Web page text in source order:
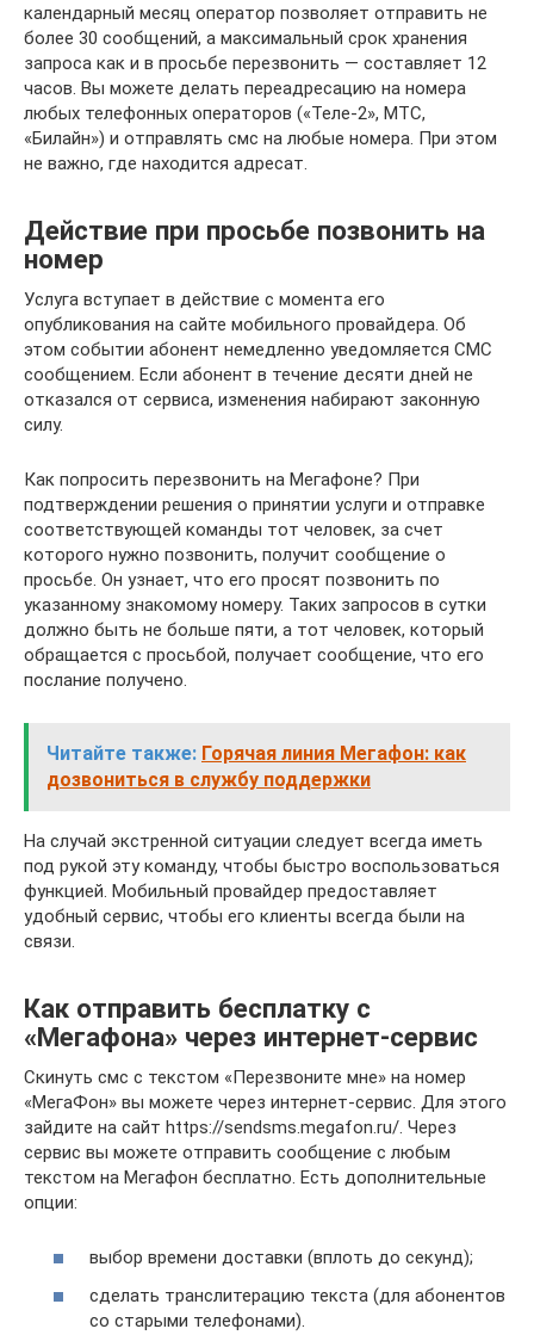
календарный месяц оператор позволяет отправить не
более 30 сообщений, а максимальный срок хранения
запроса как и в просьбе перезвонить — составляет 12
часов. Вы можете делать переадресацию на номера
любых телефонных операторов («Теле-2», МТС,
«Билайн») и отправлять смс на любые номера. При этом
не важно, где находится адресат.
Действие при просьбе позвонить на
номер
Услуга вступает в действие с момента его
опубликования на сайте мобильного провайдера. Об
этом событии абонент немедленно уведомляется СМС
сообщением. Если абонент в течение десяти дней не
отказался от сервиса, изменения набирают законную
силу.
Как попросить перезвонить на Мегафоне? При
подтверждении решения о принятии услуги и отправке
соответствующей команды тот человек, за счет
которого нужно позвонить, получит сообщение о
просьбе. Он узнает, что его просят позвонить по
указанному знакомому номеру. Таких запросов в сутки
должно быть не больше пяти, а тот человек, который
обращается с просьбой, получает сообщение, что его
послание получено.
Читайте также: Горячая линия Мегафон: как
дозвониться в службу поддержки
На случай экстренной ситуации следует всегда иметь
под рукой эту команду, чтобы быстро воспользоваться
функцией. Мобильный провайдер предоставляет
удобный сервис, чтобы его клиенты всегда были на
связи.
Как отправить бесплатку с
«Мегафона» через интернет-сервис
Скинуть смс с текстом «Перезвоните мне» на номер
«МегаФон» вы можете через интернет-сервис. Для этого
зайдите на сайт https://sendsms.megafon.ru/. Через
сервис вы можете отправить сообщение с любым
текстом на Мегафон бесплатно. Есть дополнительные
опции:
выбор времени доставки (вплоть до секунд);
сделать транслитерацию текста (для абонентов
со старыми телефонами).